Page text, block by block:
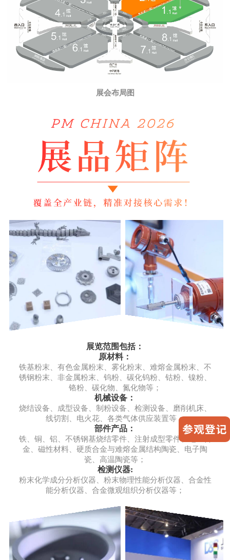
展会布局图
展览范围包括：
原材料：
铁基粉末、有色金属粉末、雾化粉末、难熔金属粉末、不
锈钢粉末、非金属粉末、钨粉、碳化钨粉、钴粉、镍粉、
铬粉、碳化物、氮化物等；
机械设备：
烧结设备、成型设备、制粉设备、检测设备、磨削机床、
线切割、电火花、各类气体供应装置等；
部件产品：
铁、铜、铝、不锈钢基烧结零件、注射成型零件、电工合
金、磁性材料、硬质合金与难熔金属结构陶瓷、电子陶
瓷、高温陶瓷等；
检测仪器:
粉末化学成分分析仪器、粉末物理性能分析仪器、合金性
能分析仪器、合金微观组织分析仪器等；